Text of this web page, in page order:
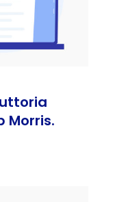
Morris.